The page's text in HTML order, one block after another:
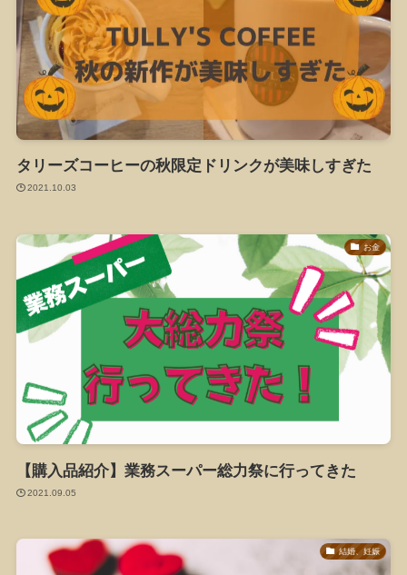
タリーズコーヒーの秋限定ドリンクが美味しすぎた
2021.10.03
お金
【購入品紹介】業務スーパー総力祭に行ってきた
2021.09.05
結婚、妊娠